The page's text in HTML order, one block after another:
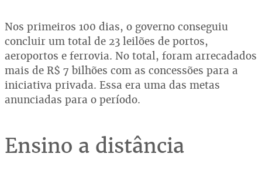
Nos primeiros 100 dias, o governo conseguiu
concluir um total de 23 leilões de portos,
aeroportos e ferrovia. No total, foram arrecadados
mais de R$ 7 bilhões com as concessões para a
iniciativa privada. Essa era uma das metas
anunciadas para o período.
Ensino a distância